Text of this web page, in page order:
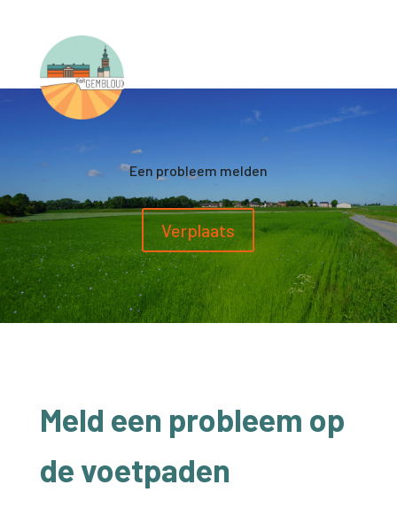
Een probleem melden
Verplaats
Meld een probleem op
de voetpaden